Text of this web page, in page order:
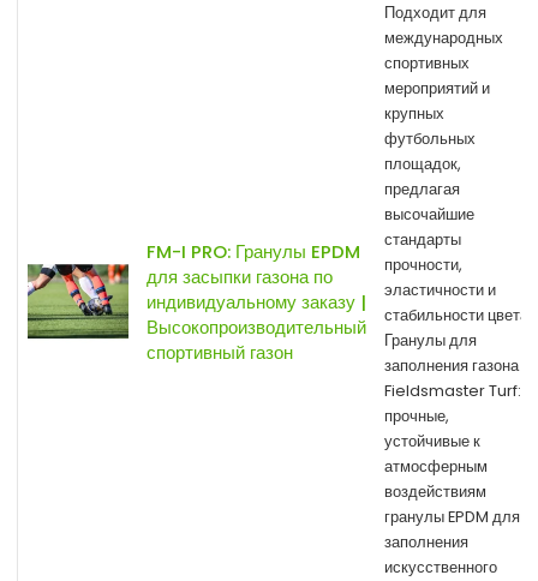
FM-I PRO: Гранулы EPDM
для засыпки газона по
индивидуальному заказу |
Высокопроизводительный
спортивный газон
Подходит для
международных
спортивных
мероприятий и
крупных
футбольных
площадок,
предлагая
высочайшие
стандарты
прочности,
эластичности и
стабильности цвета.
Гранулы для
заполнения газона
Fieldsmaster Turf:
прочные,
устойчивые к
атмосферным
воздействиям
гранулы EPDM для
заполнения
искусственного